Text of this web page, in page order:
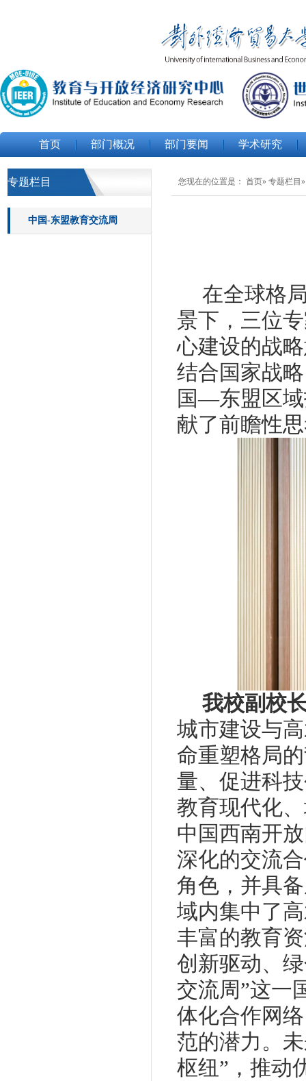
首页 部门概况 部门要闻 学术研究
专题栏目
中国-东盟教育交流周
您现在的位置是： 首页» 专题栏目
在全球格
景下，三位
心建设的战
结合国家战
国—东盟区
献了前瞻性
我校副校
城市建设与
命重塑格局
量、促进科
教育现代化
中国西南开
深化的交流
角色，并具
域内集中了
丰富的教育
创新驱动、
交流周”这一
体化合作网
范的潜力。
枢纽”，推动